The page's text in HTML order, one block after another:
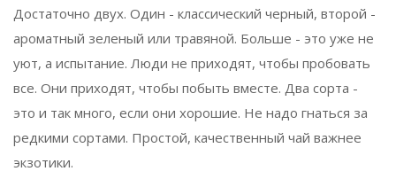
Достаточно двух. Один - классический черный, второй -
ароматный зеленый или травяной. Больше - это уже не
уют, а испытание. Люди не приходят, чтобы пробовать
все. Они приходят, чтобы побыть вместе. Два сорта -
это и так много, если они хорошие. Не надо гнаться за
редкими сортами. Простой, качественный чай важнее
экзотики.